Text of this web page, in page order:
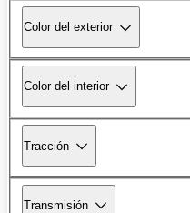
Color del exterior
Color del interior
Tracción
Transmisión